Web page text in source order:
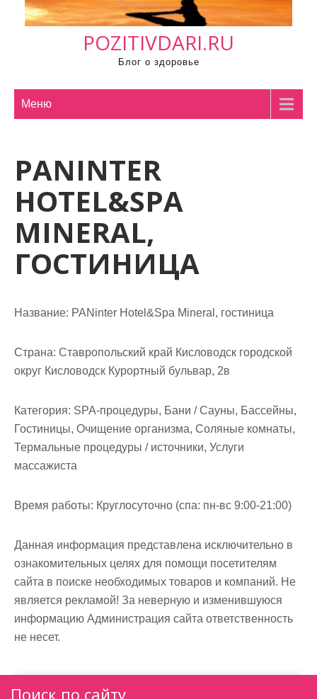
POZITIVDARI.RU
Блог о здоровье
Меню
PANINTER
HOTEL&SPA
MINERAL,
ГОСТИНИЦА
Название: PANinter Hotel&Spa Mineral, гостиница
Страна: Ставропольский край Кисловодск городской
округ Кисловодск Курортный бульвар, 2в
Категория: SPA-процедуры, Бани / Сауны, Бассейны,
Гостиницы, Очищение организма, Соляные комнаты,
Термальные процедуры / источники, Услуги
массажиста
Время работы: Круглосуточно (спа: пн-вс 9:00-21:00)
Данная информация представлена исключительно в
ознакомительных целях для помощи посетителям
сайта в поиске необходимых товаров и компаний. Не
является рекламой! За неверную и изменившуюся
информацию Администрация сайта ответственность
не несет.
Поиск по сайту